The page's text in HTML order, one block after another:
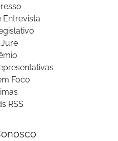
Entrevista
Jure
Foco
RSS